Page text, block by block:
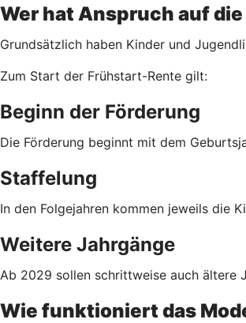
Wer hat Anspruch auf
Grundsätzlich haben Kinder und
Zum Start der Frühstart-Rente gilt:
Beginn der Förderung
Die Förderung beginnt mit dem
Staffelung
In den Folgejahren kommen jeweils die
Weitere Jahrgänge
Ab 2029 sollen schrittweise auch ältere
Wie funktioniert das